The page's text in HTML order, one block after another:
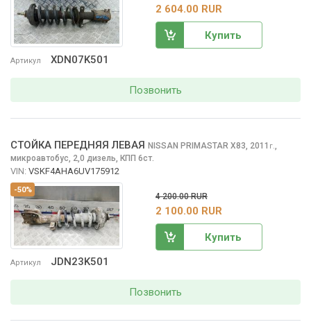
Артикул XDN07K501
2 604.00 RUR
Купить
Позвонить
-50%
Артикул JDN23K501
СТОЙКА ПЕРЕДНЯЯ ЛЕВАЯ NISSAN PRIMASTAR X83, 2011 г.,
микроавтобус, 2,0 дизель, КПП 6ст.
VIN: VSKF4AHA6UV175912
4 200.00 RUR
2 100.00 RUR
Купить
Позвонить